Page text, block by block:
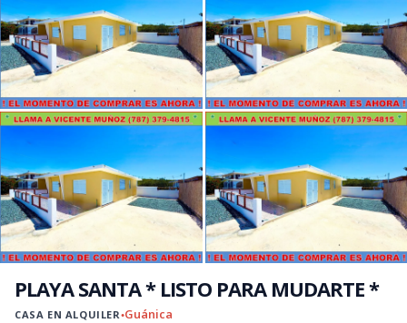
PLAYA SANTA * LISTO PARA MUDARTE *
CASA EN ALQUILER ●Guánica